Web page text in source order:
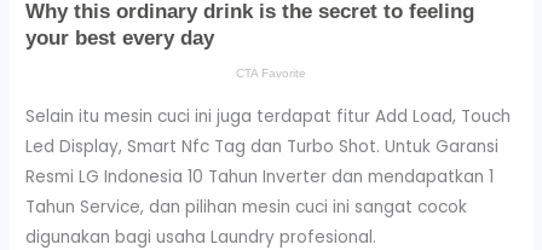
Selain itu mesin cuci ini juga terdapat fitur Add Load, Touch
Led Display, Smart Nfc Tag dan Turbo Shot. Untuk Garansi
Resmi LG Indonesia 10 Tahun Inverter dan mendapatkan 1
Tahun Service, dan pilihan mesin cuci ini sangat cocok
digunakan bagi usaha Laundry profesional.